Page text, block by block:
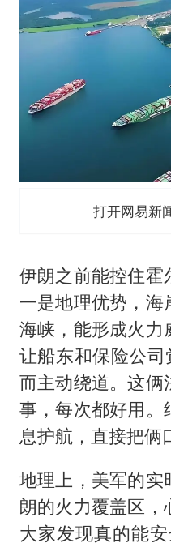
打开网易新
伊朗之前能控住霍
一是地理优势，
海峡，能形成火力
让船东和保险公司
而主动绕道。这俩
事，每次都好用
息护航，直接把俩
地理上，美军的
朗的火力覆盖区，
大家发现真的能